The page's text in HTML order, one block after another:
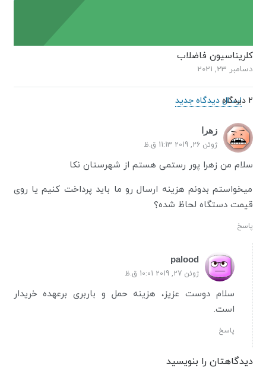
کلریناسیون فاضلاب
دسامبر 23, 2021
2 دیدگاه. ارسال دیدگاه جدید
زهرا
ژوئن 26, 2019 11:13 ق.ظ
سلام من زهرا پور رستمی هستم از شهرستان نکا
میخواستم بدونم هزینه ارسال رو ما باید پرداخت کنیم یا روی
قیمت دستگاه لحاظ شده؟
پاسخ
palood
ژوئن 27, 2019 10:01 ق.ظ
سلام دوست عزیز، هزینه حمل و باربری برعهده خریدار
است.
پاسخ
دیدگاهتان را بنویسید